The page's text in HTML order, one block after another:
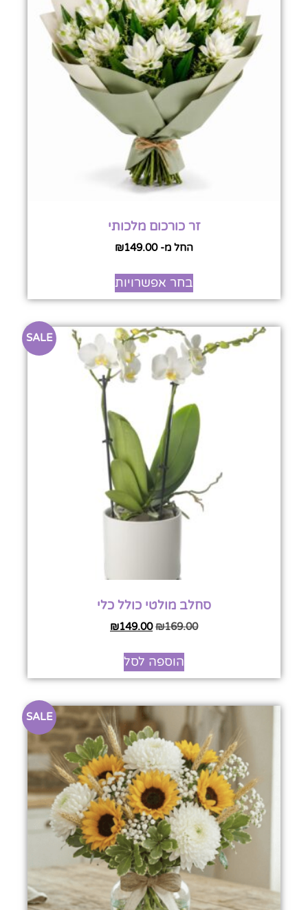
זר כורכום מלכותי
החל מ- ₪149.00
בחר אפשרויות
SALE
סחלב מולטי כולל כלי
₪169.00
₪149.00
הוספה לסל
SALE